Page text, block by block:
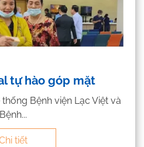
tự hào góp mặt
Bệnh viện Lạc Việt và
Bệnh...
tiết